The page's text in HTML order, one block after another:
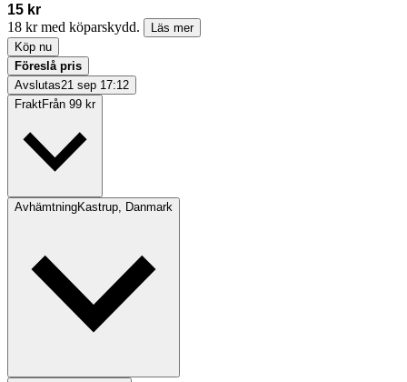
15 kr
18 kr med köparskydd.
Läs mer
Köp nu
Föreslå pris
Avslutas21 sep 17:12
FraktFrån 99 kr
AvhämtningKastrup, Danmark